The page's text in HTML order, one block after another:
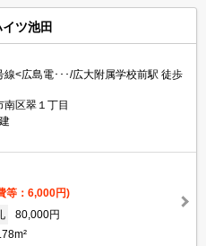
ツ池田
線<広島電･･･/広大附属学校前駅 徒歩
南区翠１丁目
等：6,000円)
80,000円